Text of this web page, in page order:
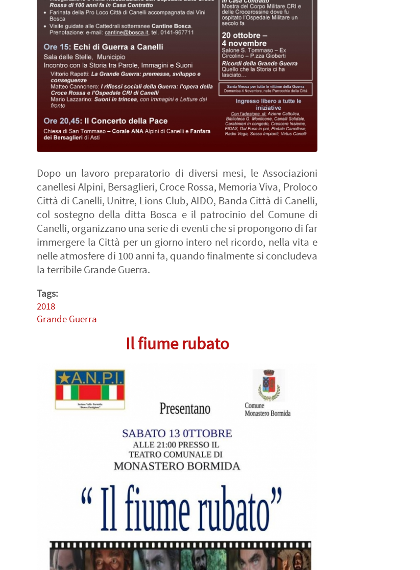
Dopo un lavoro preparatorio di diversi mesi, le Associazioni
canellesi Alpini, Bersaglieri, Croce Rossa, Memoria Viva, Proloco
Città di Canelli, Unitre, Lions Club, AIDO, Banda Città di Canelli,
col sostegno della ditta Bosca e il patrocinio del Comune di
Canelli, organizzano una serie di eventi che si propongono di far
immergere la Città per un giorno intero nel ricordo, nella vita e
nelle atmosfere di 100 anni fa, quando finalmente si concludeva
la terribile Grande Guerra.
Tags:
2018
Grande Guerra
Il fiume rubato